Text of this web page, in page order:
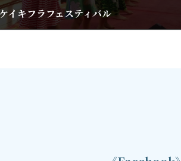
キフラフェスティバル